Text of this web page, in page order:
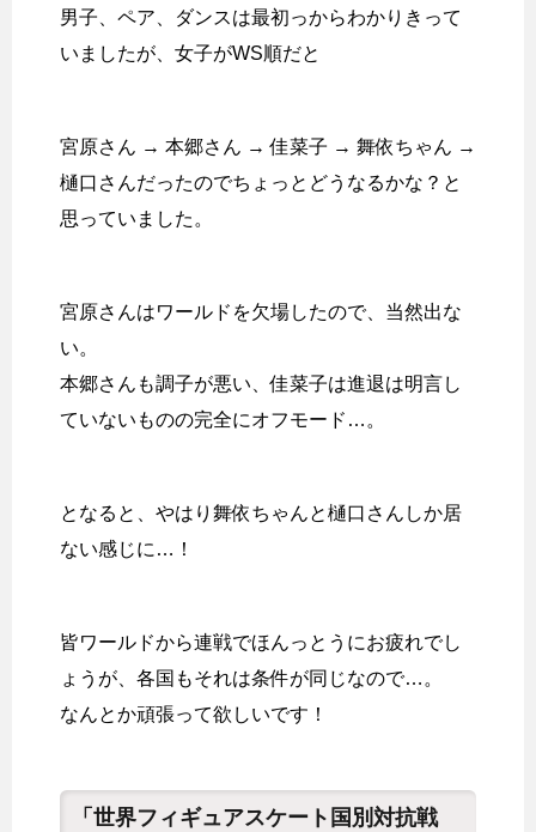
男子、ペア、ダンスは最初っからわかりきって
いましたが、女子がWS順だと
宮原さん → 本郷さん → 佳菜子 → 舞依ちゃん →
樋口さんだったのでちょっとどうなるかな？と
思っていました。
宮原さんはワールドを欠場したので、当然出な
い。
本郷さんも調子が悪い、佳菜子は進退は明言し
ていないものの完全にオフモード…。
となると、やはり舞依ちゃんと樋口さんしか居
ない感じに…！
皆ワールドから連戦でほんっとうにお疲れでし
ょうが、各国もそれは条件が同じなので…。
なんとか頑張って欲しいです！
「世界フィギュアスケート国別対抗戦